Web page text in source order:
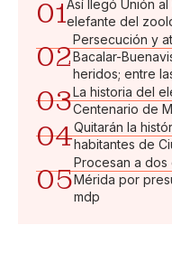
01Así llegó Unión
elefante del
02
Persecución y
Bacalar-
heridos; entre
03La historia del
Centenario de
04Quitarán la
habitantes de
05
Procesan a dos
Mérida por
mdp